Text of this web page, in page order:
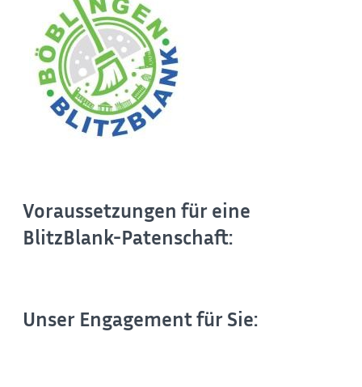
Voraussetzungen für eine
BlitzBlank-Patenschaft:
Unser Engagement für Sie: